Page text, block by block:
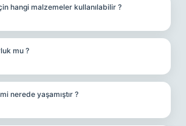
hangi malzemeler kullanılabilir ?
mu ?
nerede yaşamıştır ?